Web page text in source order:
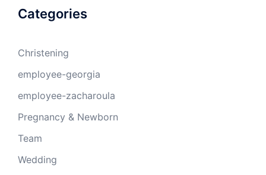
Categories
Christening
employee-georgia
employee-zacharoula
Pregnancy & Newborn
Team
Wedding